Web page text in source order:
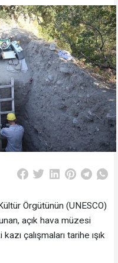
Örgütünün (UNESCO)
açık hava müzesi
çalışmaları tarihe ışık